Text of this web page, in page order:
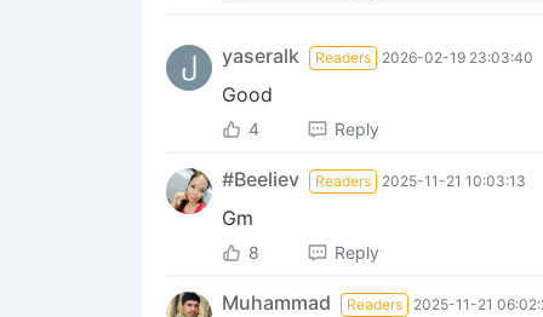
yaseralk Readers 2026-02-19 23:03:40
Good
4 Reply
#Beeliev Readers 2025-11-21 10:03:13
Gm
8 Reply
Muhammad Readers 2025-11-21